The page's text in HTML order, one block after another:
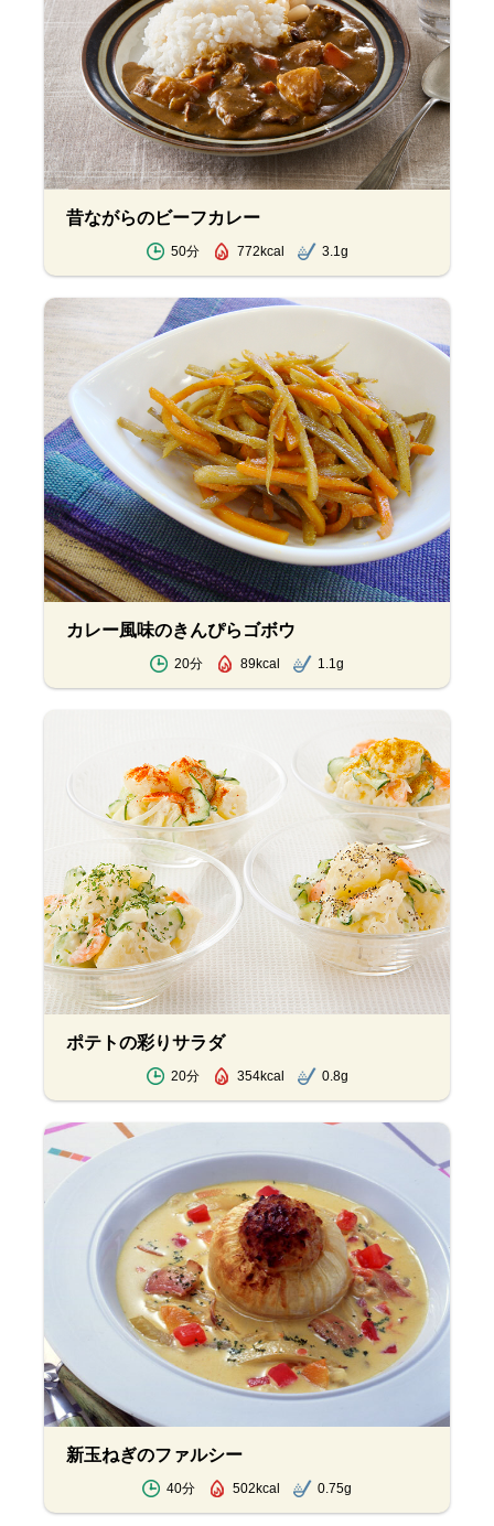
昔ながらのビーフカレー
50分 772kcal 3.1g
カレー風味のきんぴらゴボウ
20分 89kcal 1.1g
ポテトの彩りサラダ
20分 354kcal 0.8g
新玉ねぎのファルシー
40分 502kcal 0.75g